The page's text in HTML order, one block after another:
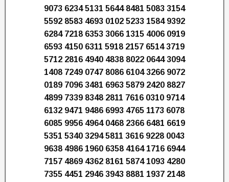
9073 6234 5131 5644 8481 5083 3154
5592 8583 4693 0102 5233 1584 9392
6284 7218 6353 3066 1315 4006 0919
6593 4150 6311 5918 2157 6514 3719
5712 2816 4940 4838 8022 0644 3094
1408 7249 0747 8086 6104 3266 9072
0189 7096 3481 6963 5879 2420 8827
4899 7339 8348 2811 7616 0310 9714
6132 9471 9486 6993 4765 1173 6078
6085 9956 4964 0468 2366 6481 6619
5351 5340 3294 5811 3616 9228 0043
9638 4986 1960 6358 4164 1716 6944
7157 4869 4362 8161 5874 1093 4280
7355 4451 2946 3943 8881 1937 2148